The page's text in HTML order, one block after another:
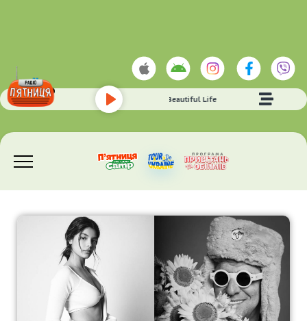
Play
ACE OF BASE - Beautiful Life